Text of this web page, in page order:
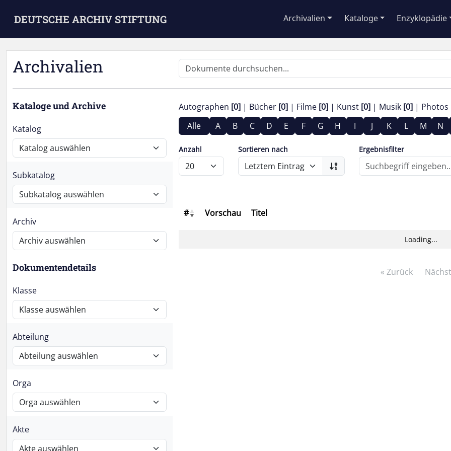
DEUTSCHE ARCHIV STIFTUNG Archivalien Kataloge Enzyklopädie
Archivalien
Kataloge und Archive
Katalog
Subkatalog
Archiv
Dokumentendetails
Klasse
Abteilung
Orga
Akte
Autographen [0] Bücher [0] Filme [0] Kunst [0] Musik [0] Photos
Alle
A B C D E F G H I J K L M N
Anzahl Sortieren nach Ergebnisfilter
# Vorschau Titel
Loading...
« Zurück